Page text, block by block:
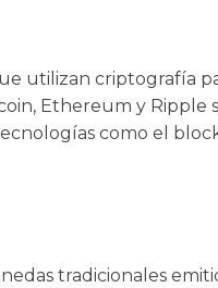
utilizan criptografía
Ethereum y Ripple
como el
tradicionales